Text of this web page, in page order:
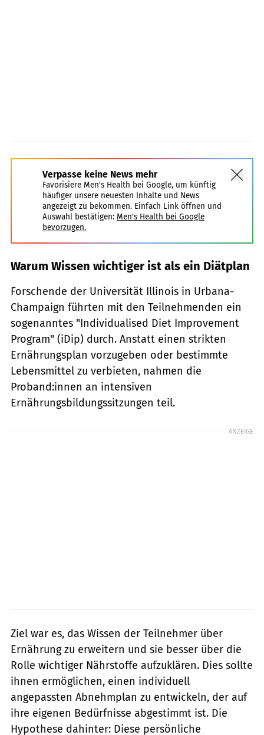
Verpasse keine News mehr
Favorisiere Men's Health bei Google, um künftig
häufiger unsere neuesten Inhalte und News
angezeigt zu bekommen. Einfach Link öffnen und
Auswahl bestätigen: Men's Health bei Google
bevorzugen.
Warum Wissen wichtiger ist als ein Diätplan
Forschende der Universität Illinois in Urbana-
Champaign führten mit den Teilnehmenden ein
sogenanntes "Individualised Diet Improvement
Program" (iDip) durch. Anstatt einen strikten
Ernährungsplan vorzugeben oder bestimmte
Lebensmittel zu verbieten, nahmen die
Proband:innen an intensiven
Ernährungsbildungssitzungen teil.
ANZEIGE
Ziel war es, das Wissen der Teilnehmer über
Ernährung zu erweitern und sie besser über die
Rolle wichtiger Nährstoffe aufzuklären. Dies sollte
ihnen ermöglichen, einen individuell
angepassten Abnehmplan zu entwickeln, der auf
ihre eigenen Bedürfnisse abgestimmt ist. Die
Hypothese dahinter: Diese persönliche